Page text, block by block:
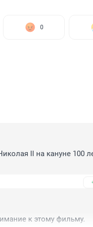
0
II на кануне 100
к этому фильму.